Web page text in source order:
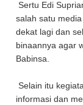
Sertu Edi
salah satu
dekat lagi dan
binaannya agar
Babinsa.
Selain itu
informasi dan